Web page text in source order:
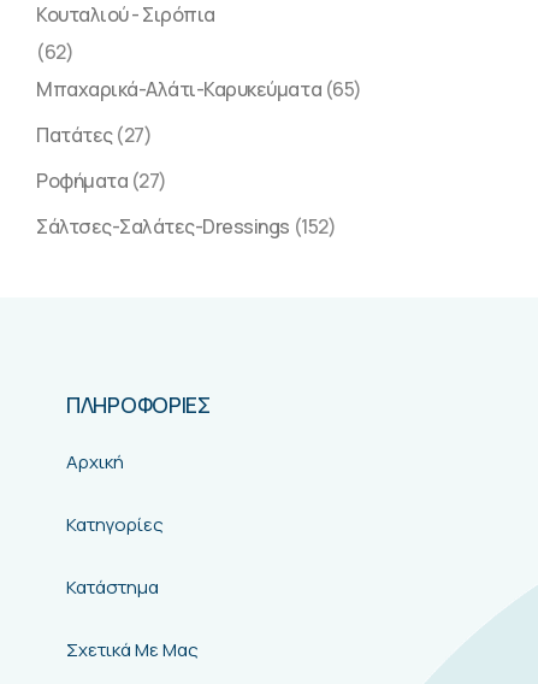
Κουταλιού - Σιρόπια
(62)
Μπαχαρικά-Αλάτι-Καρυκεύματα (65)
Πατάτες(27)
Ροφήματα (27)
Σάλτσες-Σαλάτες-Dressings (152)
ΠΛΗΡΟΦΟΡΙΕΣ
Αρχική
Κατηγορίες
Κατάστημα
Σχετικά Με Μας